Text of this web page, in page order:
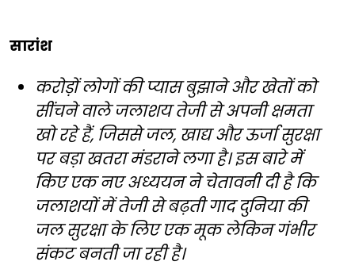
सारांश
करोड़ों लोगों की प्यास बुझाने और खेतों को
सींचने वाले जलाशय तेजी से अपनी क्षमता
खो रहे हैं, जिससे जल, खाद्य और ऊर्जा सुरक्षा
पर बड़ा खतरा मंडराने लगा है। इस बारे में
किए एक नए अध्ययन ने चेतावनी दी है कि
जलाशयों में तेजी से बढ़ती गाद दुनिया की
जल सुरक्षा के लिए एक मूक लेकिन गंभीर
संकट बनती जा रही है।